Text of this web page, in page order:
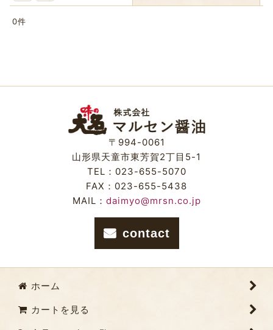
表示数
0件
〒994-0061
山形県天童市東芳賀2丁目5-1
TEL：023-655-5070
FAX：023-655-5438
MAIL： daimyo@mrsn.co.jp
contact
ホーム
カートを見る